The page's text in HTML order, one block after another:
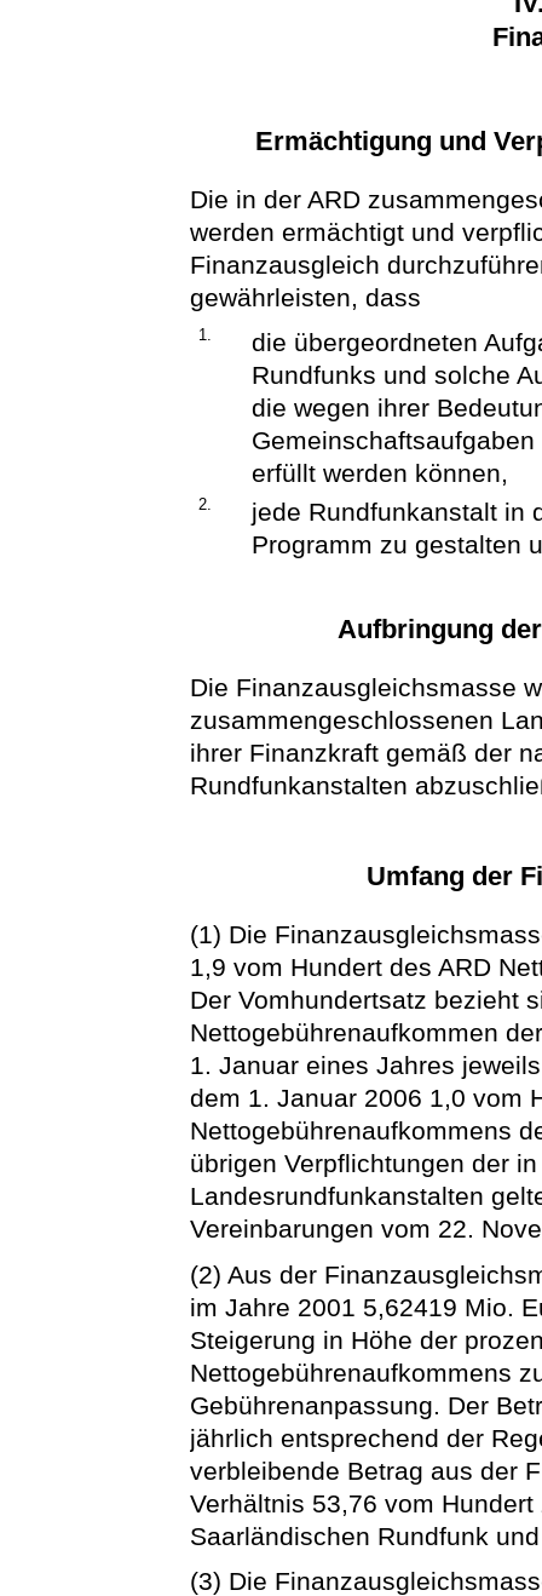
Ermächtigung und
Die in der ARD
werden ermächtigt und
Finanzausgleich
gewährleisten, dass
1.
die übergeordneten
Rundfunks und solche
die wegen ihrer
erfüllt werden können,
2.
jede Rundfunkanstalt in
Programm zu gestalten
Aufbringung
Die Finanzausgleichsmasse
zusammengeschlossenen
ihrer Finanzkraft gemäß der
Rundfunkanstalten
Umfang der
(1) Die
1,9 vom Hundert des ARD
Der Vomhundertsatz bezieht
Nettogebührenaufkommen
1. Januar eines Jahres
dem 1. Januar 2006 1,0 vom
Nettogebührenaufkommens
übrigen Verpflichtungen der
Landesrundfunkanstalten
Vereinbarungen vom 22.
(2) Aus der
im Jahre 2001 5,62419 Mio.
Steigerung in Höhe der
Nettogebührenaufkommens
Gebührenanpassung. Der
jährlich entsprechend der
verbleibende Betrag aus der
Verhältnis 53,76 vom
Saarländischen Rundfunk
(3) Die